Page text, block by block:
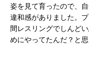
姿を見て育ったので、
違和感がありました。
間レスリングでしんど
めにやってたんだ？と